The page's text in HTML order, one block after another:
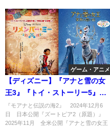
ゲーム・アニメ
【ディズニー】『アナと雪の女
王3』『トイ・ストーリー5』
『スター・ウォーズ』続々新作
発表！
『モアナと伝説の海2』 2024年12月6
日 日本公開『ズートピア2（原題）』
2025年11月 全米公開『アナと雪の女王